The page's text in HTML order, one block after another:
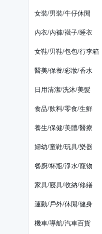
女裝/男裝/牛仔休閒
內衣/內褲/襪子/睡衣
女鞋/男鞋/包包/行李箱
醫美/保養/彩妝/香水
日用清潔/洗沐/美髮
食品/飲料/零食/生鮮
養生/保健/美體/醫療
婦幼/童鞋/玩具/樂器
餐廚/杯瓶/淨水/寵物
家具/寢具/收納/修繕
運動/戶外/休閒/健身
機車/導航/汽車百貨